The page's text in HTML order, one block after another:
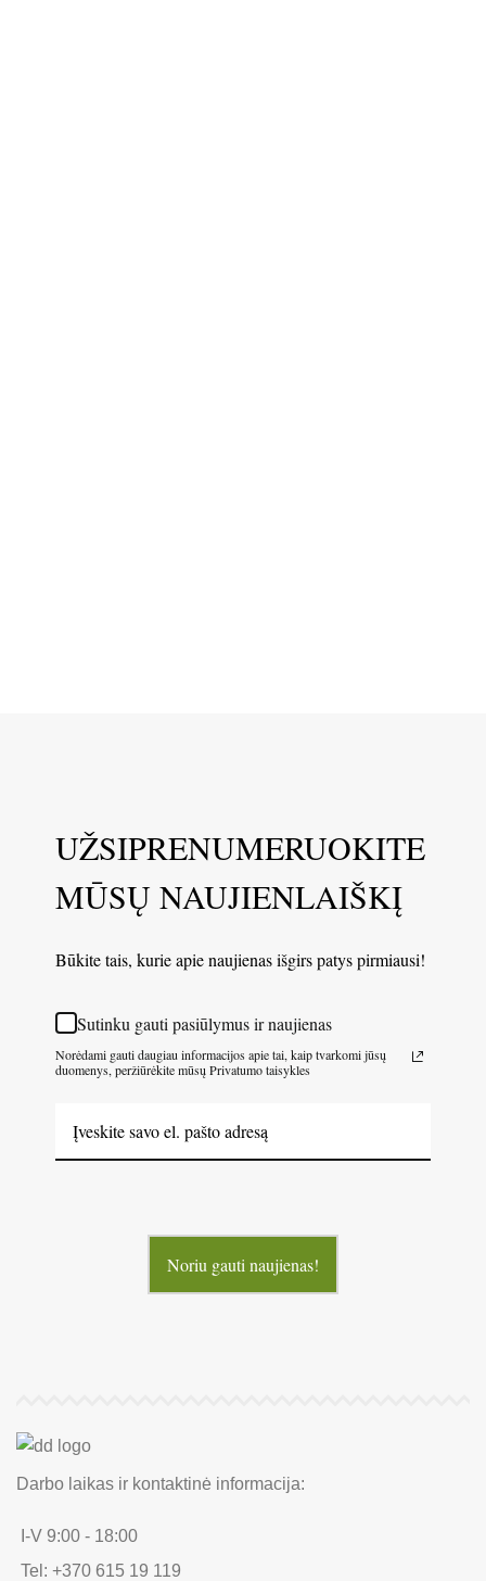
UŽSIPRENUMERUOKITE
MŪSŲ NAUJIENLAIŠKĮ
Būkite tais, kurie apie naujienas išgirs patys pirmiausi!
Sutinku gauti pasiūlymus ir naujienas
Norėdami gauti daugiau informacijos apie tai, kaip tvarkomi jūsų
duomenys, peržiūrėkite mūsų Privatumo taisykles
Noriu gauti naujienas!
Darbo laikas ir kontaktinė informacija:
I-V 9:00 - 18:00
Tel: +370 615 19 119